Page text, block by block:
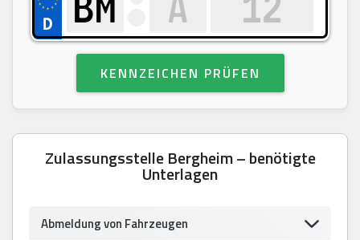
KENNZEICHEN PRÜFEN
Zulassungsstelle Bergheim – benötigte
Unterlagen
Abmeldung von Fahrzeugen